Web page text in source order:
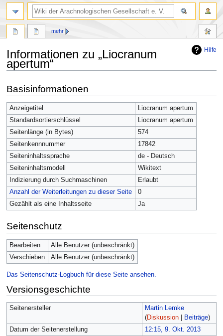
Hilfe
Informationen zu „Liocranum
apertum“
Navigation
springen
Suche
springen
Basisinformationen
Anzeigetitel
Liocranum apertum
Standardsortierschlüssel
Liocranum apertum
Seitenlänge (in Bytes)
574
Seitenkennnummer
17842
Seiteninhaltssprache
de - Deutsch
Seiteninhaltsmodell
Wikitext
Indizierung durch Suchmaschinen
Erlaubt
Anzahl der Weiterleitungen zu dieser Seite
0
Gezählt als eine Inhaltsseite
Ja
Seitenschutz
Bearbeiten
Alle Benutzer (unbeschränkt)
Verschieben
Alle Benutzer (unbeschränkt)
Das Seitenschutz-Logbuch für diese Seite ansehen.
Versionsgeschichte
Seitenersteller
Martin Lemke
(Diskussion| Beiträge)
Datum der Seitenerstellung
12:15, 9. Okt. 2013
mehr